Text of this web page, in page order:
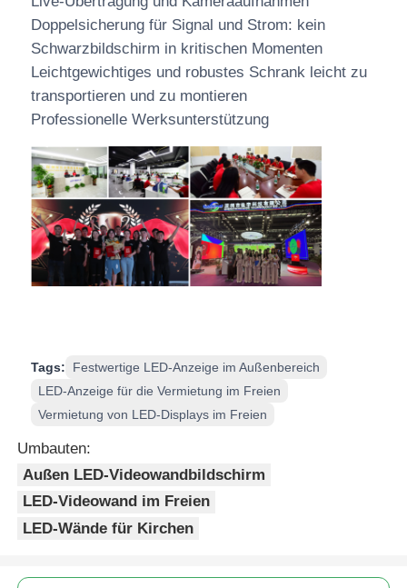
Doppelsicherung für Signal und Strom: kein
Schwarzbildschirm in kritischen Momenten
Leichtgewichtiges und robustes Schrank leicht zu
transportieren und zu montieren
Professionelle Werksunterstützung
Tags:
Festwertige LED-Anzeige im Außenbereich
LED-Anzeige für die Vermietung im Freien
Vermietung von LED-Displays im Freien
Umbauten:
Außen LED-Videowandbildschirm
LED-Videowand im Freien
LED-Wände für Kirchen